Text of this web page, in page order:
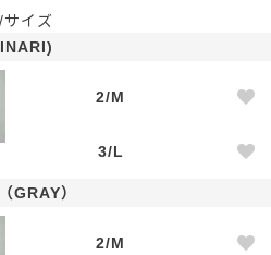
サイズ
2/M
3/L
GRAY）
2/M